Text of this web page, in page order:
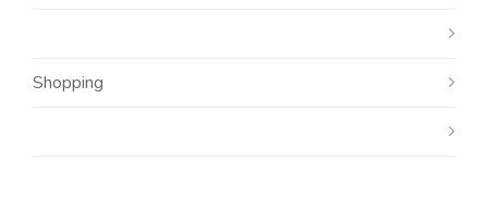
Shopping